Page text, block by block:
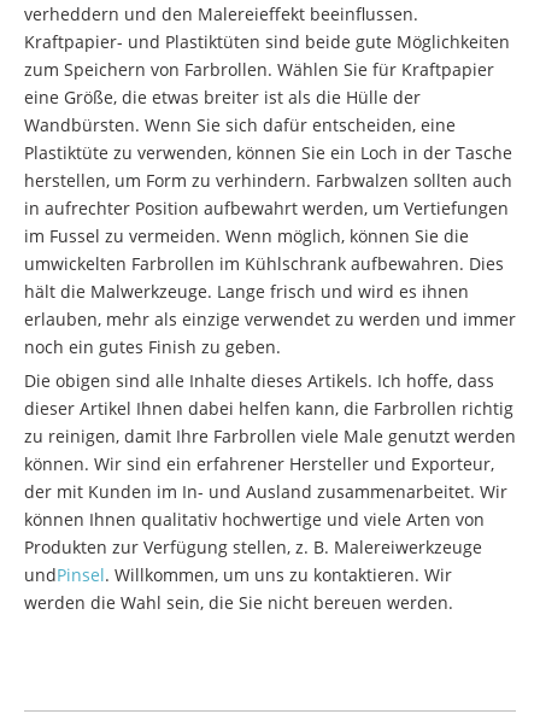
verheddern und den Malereieffekt beeinflussen.
Kraftpapier- und Plastiktüten sind beide gute Möglichkeiten
zum Speichern von Farbrollen. Wählen Sie für Kraftpapier
eine Größe, die etwas breiter ist als die Hülle der
Wandbürsten. Wenn Sie sich dafür entscheiden, eine
Plastiktüte zu verwenden, können Sie ein Loch in der Tasche
herstellen, um Form zu verhindern. Farbwalzen sollten auch
in aufrechter Position aufbewahrt werden, um Vertiefungen
im Fussel zu vermeiden. Wenn möglich, können Sie die
umwickelten Farbrollen im Kühlschrank aufbewahren. Dies
hält die Malwerkzeuge. Lange frisch und wird es ihnen
erlauben, mehr als einzige verwendet zu werden und immer
noch ein gutes Finish zu geben.
Die obigen sind alle Inhalte dieses Artikels. Ich hoffe, dass
dieser Artikel Ihnen dabei helfen kann, die Farbrollen richtig
zu reinigen, damit Ihre Farbrollen viele Male genutzt werden
können. Wir sind ein erfahrener Hersteller und Exporteur,
der mit Kunden im In- und Ausland zusammenarbeitet. Wir
können Ihnen qualitativ hochwertige und viele Arten von
Produkten zur Verfügung stellen, z. B. Malereiwerkzeuge
undPinsel. Willkommen, um uns zu kontaktieren. Wir
werden die Wahl sein, die Sie nicht bereuen werden.